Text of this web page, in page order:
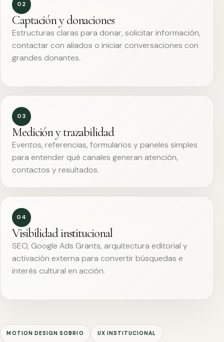
02
Captación y donaciones
Estructuras claras para donar, solicitar información,
contactar con aliados o iniciar conversaciones con
grandes donantes.
03
Medición y trazabilidad
Eventos, referencias, formularios y paneles simples
para entender qué canales generan atención,
contactos y resultados.
04
Visibilidad institucional
SEO, Google Ads Grants, arquitectura editorial y
activación externa para convertir búsquedas e
interés cultural en acción.
MOTION DESIGN SOBRIO UX INSTITUCIONAL